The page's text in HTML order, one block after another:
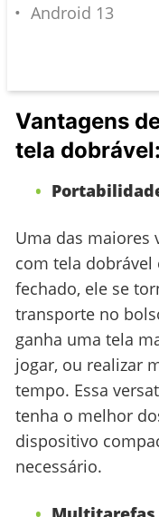
Android 13
Vantagens
tela dobrável:
Uma das maiores
com tela
fechado, ele se
transporte no
ganha uma tela
jogar, ou realizar
tempo. Essa
tenha o melhor
dispositivo
necessário.